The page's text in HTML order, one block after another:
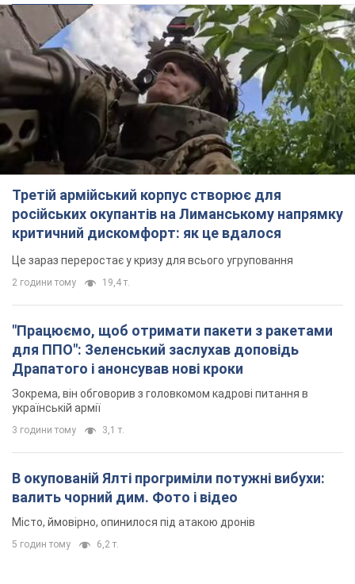
Третій армійський корпус створює для
російських окупантів на Лиманському напрямку
критичний дискомфорт: як це вдалося
Це зараз переростає у кризу для всього угруповання
2 години тому 19,4 т.
"Працюємо, щоб отримати пакети з ракетами
для ППО": Зеленський заслухав доповідь
Драпатого і анонсував нові кроки
Зокрема, він обговорив з головкомом кадрові питання в
В окупованій Ялті прогриміли потужні вибухи:
валить чорний дим. Фото і відео
Місто, ймовірно, опинилося під атакою дронів
5 годин тому